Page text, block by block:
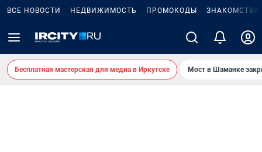
ВСЕ НОВОСТИ НЕДВИЖИМОСТЬ ПРОМОКОДЫ ЗНАКОМСТВА
Бесплатная мастерская для медиа в Иркутске Мост в Шаманке